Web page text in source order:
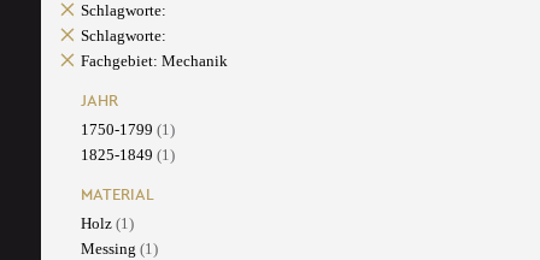
Schlagworte:
Schlagworte:
Fachgebiet: Mechanik
JAHR
1750-1799 (1)
1825-1849 (1)
MATERIAL
Holz (1)
Messing (1)